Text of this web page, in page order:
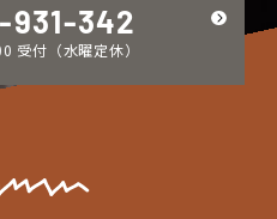
931-342
受付（水曜定休）